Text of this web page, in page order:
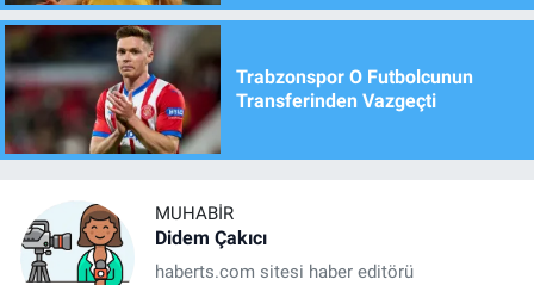
Trabzonspor O Futbolcunun
Transferinden Vazgeçti
MUHABIR
Didem Çakıcı
haberts.com sitesi haber editörü